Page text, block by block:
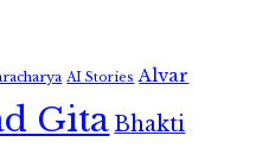
AI Stories Alvar
GitaBhakti